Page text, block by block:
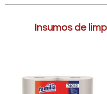
Insumos de